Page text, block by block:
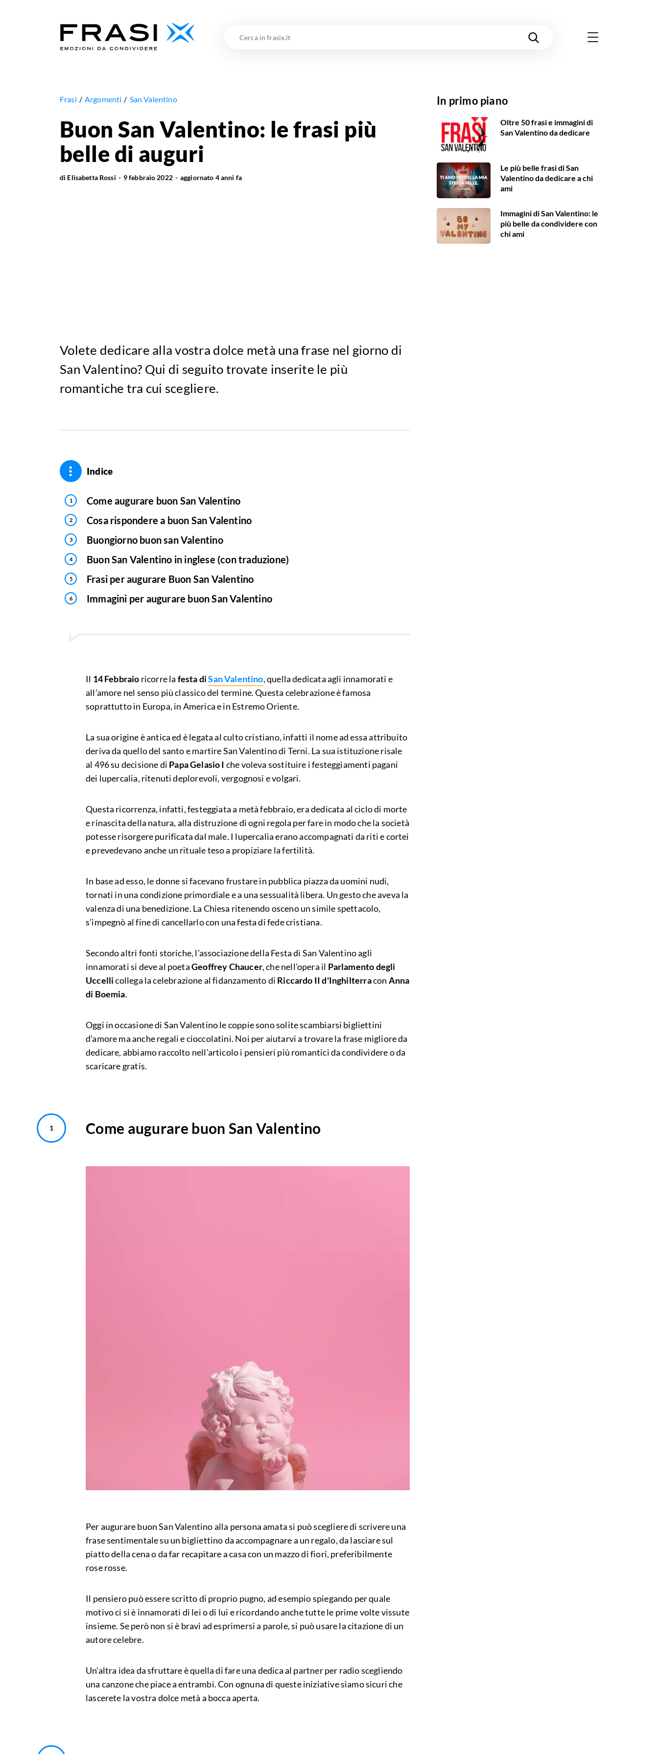
Frasi Argomenti San Valentino
Buon San Valentino: le frasi più
belle di auguri
di Elisabetta Rossi 9 febbraio 2022 aggiornato 4 anni fa
Volete dedicare alla vostra dolce metà una frase nel giorno di
San Valentino? Qui di seguito trovate inserite le più
romantiche tra cui scegliere.
Indice
Come augurare buon San Valentino
Cosa rispondere a buon San Valentino
Buongiorno buon san Valentino
Buon San Valentino in inglese (con traduzione)
Frasi per augurare Buon San Valentino
Immagini per augurare buon San Valentino
Il 14 Febbraio ricorre la festa diSan Valentino, quella dedicata agli innamorati e
all’amore nel senso più classico del termine. Questa celebrazione è famosa
soprattutto in Europa, in America e in Estremo Oriente.
La sua origine è antica ed è legata al culto cristiano, infatti il nome ad essa attribuito
deriva da quello del santo e martire San Valentino di Terni. La sua istituzione risale
al 496 su decisione di Papa Gelasio I che voleva sostituire i festeggiamenti pagani
dei lupercalia, ritenuti deplorevoli, vergognosi e volgari.
Questa ricorrenza, infatti, festeggiata a metà febbraio, era dedicata al ciclo di morte
e rinascita della natura, alla distruzione di ogni regola per fare in modo che la società
potesse risorgere purificata dal male. I lupercalia erano accompagnati da riti e cortei
e prevedevano anche un rituale teso a propiziare la fertilità.
In base ad esso, le donne si facevano frustare in pubblica piazza da uomini nudi,
tornati in una condizione primordiale e a una sessualità libera. Un gesto che aveva la
valenza di una benedizione. La Chiesa ritenendo osceno un simile spettacolo,
s’impegnò al fine di cancellarlo con una festa di fede cristiana.
Secondo altri fonti storiche, l’associazione della Festa di San Valentino agli
innamorati si deve al poetaGeoffrey Chaucer, che nell’opera il Parlamento degli
Uccellicollega la celebrazione al fidanzamento di Riccardo II d'Inghilterracon Anna
di Boemia.
Oggi in occasione di San Valentino le coppie sono solite scambiarsi bigliettini
d’amore ma anche regali e cioccolatini. Noi per aiutarvi a trovare la frase migliore da
dedicare, abbiamo raccolto nell’articolo i pensieri più romantici da condividere o da
scaricare gratis.
Come augurare buon San Valentino
Per augurare buon San Valentino alla persona amata si può scegliere di scrivere una
frase sentimentale su un bigliettino da accompagnare a un regalo, da lasciare sul
piatto della cena o da far recapitare a casa con un mazzo di fiori, preferibilmente
rose rosse.
Il pensiero può essere scritto di proprio pugno, ad esempio spiegando per quale
motivo ci si è innamorati di lei o di lui e ricordando anche tutte le prime volte vissute
insieme. Se però non si è bravi ad esprimersi a parole, si può usare la citazione di un
autore celebre.
Un’altra idea da sfruttare è quella di fare una dedica al partner per radio scegliendo
una canzone che piace a entrambi. Con ognuna di queste iniziative siamo sicuri che
lascerete la vostra dolce metà a bocca aperta.
In primo piano
Oltre 50 frasi e immagini di
San Valentino da dedicare
Le più belle frasi di San
Valentino da dedicare a chi
ami
Immagini di San Valentino: le
più belle da condividere con
chi ami